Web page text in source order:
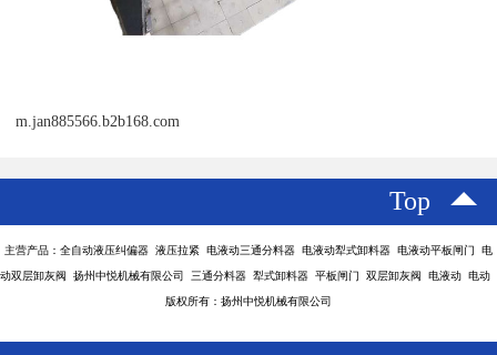
m.jan885566.b2b168.com
Top
主营产品：全自动液压纠偏器 液压拉紧 电液动三通分料器 电液动犁式卸料器 电液动平板闸门 电
动双层卸灰阀 扬州中悦机械有限公司 三通分料器 犁式卸料器 平板闸门 双层卸灰阀 电液动 电动
版权所有：扬州中悦机械有限公司